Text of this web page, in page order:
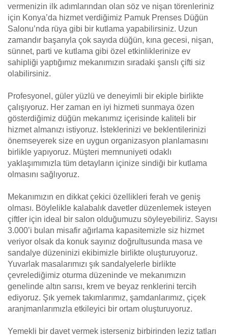
vermenizin ilk adımlarından olan söz ve nişan törenleriniz
için Konya’da hizmet verdiğimiz Pamuk Prenses Düğün
Salonu’nda rüya gibi bir kutlama yapabilirsiniz. Uzun
zamandır başarıyla çok sayıda düğün, kına gecesi, nişan,
sünnet, parti ve kutlama gibi özel etkinliklerinize ev
sahipliği yaptığımız mekanımızın sıradaki şanslı çifti siz
olabilirsiniz.
Profesyonel, güler yüzlü ve deneyimli bir ekiple birlikte
çalışıyoruz. Her zaman en iyi hizmeti sunmaya özen
gösterdiğimiz düğün mekanımız içerisinde kaliteli bir
hizmet almanızı istiyoruz. İsteklerinizi ve beklentilerinizi
önemseyerek size en uygun organizasyon planlamasını
birlikle yapıyoruz. Müşteri memnuniyeti odaklı
yaklaşımımızla tüm detayların içinize sindiği bir kutlama
olmasını sağlıyoruz.
Mekanımızın en dikkat çekici özellikleri ferah ve geniş
olması. Böylelikle kalabalık davetler düzenlemek isteyen
çiftler için ideal bir salon olduğumuzu söyleyebiliriz. Sayısı
3.000’i bulan misafir ağırlama kapasitemizle siz hizmet
veriyor olsak da konuk sayınız doğrultusunda masa ve
sandalye düzeninizi ekibimizle birlikte oluşturuyoruz.
Yuvarlak masalarımızı şık sandalyelerle birlikte
çevrelediğimiz oturma düzeninde ve mekanımızın
genelinde altın sarısı, krem ve beyaz renklerini tercih
ediyoruz. Şık yemek takımlarımız, şamdanlarımız, çiçek
aranjmanlarımızla etkileyici bir ortam oluşturuyoruz.
Yemekli bir davet vermek isterseniz birbirinden leziz tatları